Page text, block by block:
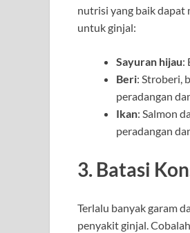
nutrisi yang baik dapat
untuk ginjal:
Sayuran hijau:
Beri: Stroberi,
peradangan
Ikan: Salmon
peradangan
3. Batasi
Terlalu banyak garam
penyakit ginjal.